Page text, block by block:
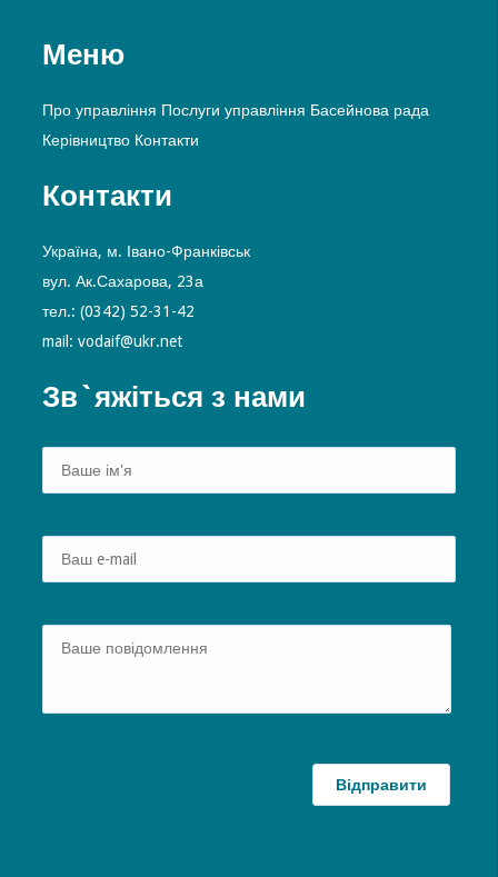
Меню
Про управління Послуги управління Басейнова рада
Керівництво Контакти
Контакти
Україна, м. Івано-Франківськ
вул. Ак.Сахарова, 23а
тел.: (0342) 52-31-42
mail: vodaif@ukr.net
Зв`яжіться з нами